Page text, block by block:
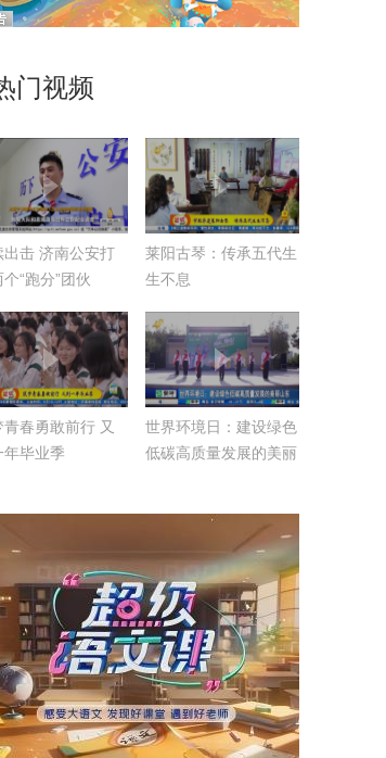
门视频
出击 济南公安打
“跑分”团伙
莱阳古琴：传承五代生
生不息
青春勇敢前行 又
年毕业季
世界环境日：建设绿色
低碳高质量发展的美丽